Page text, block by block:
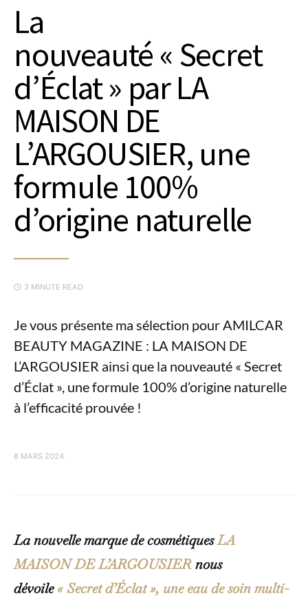
La
nouveauté « Secret
d’Éclat » par LA
MAISON DE
L’ARGOUSIER, une
formule 100%
d’origine naturelle
3 MINUTE READ
Je vous présente ma sélection pour AMILCAR
BEAUTY MAGAZINE : LA MAISON DE
L’ARGOUSIER ainsi que la nouveauté « Secret
d’Éclat », une formule 100% d’origine naturelle
à l’efficacité prouvée !
8 MARS 2024
La nouvelle marque de cosmétiquesLA
MAISON DE L’ARGOUSIERnous
dévoile« Secret d’Éclat », une eau de soin multi-